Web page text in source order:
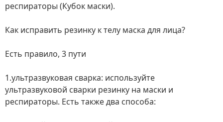
респираторы (Кубок маски).
Как исправить резинку к телу маска для лица?
Есть правило, 3 пути
1.ультразвуковая сварка: используйте
ультразвуковой сварки резинку на маски и
респираторы. Есть также два способа: